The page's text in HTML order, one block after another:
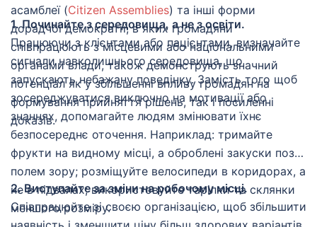
асамблеї (Citizen Assemblies) та інші форми
дорадчої демократії, в яких громадяни
співпрацюють з місцевими або національними
органами влади, також демонструють значний
потенціал як у збільшенні впливу громадян на
формування прийняття рішень, так і посиленні
доказів.
1. Починайте з середовища, а не з освіти.
Працюючи з клієнтами або пацієнтами, визначайте
сигнали навколишнього середовища, що
запускають небажану поведінку. Замість того щоб
зосереджуватися виключно на мотивації або
знаннях, допомагайте людям змінювати їхнє
безпосереднє оточення. Наприклад: тримайте
фрукти на видному місці, а оброблені закуски поза
полем зору; розміщуйте велосипеди в коридорах, а
не в підвалах; використовуйте тарілки та склянки
меншого розміру.
2. Виступайте за зміни на робочому місці.
Співпрацюйте зі своєю організацією, щоб збільшити